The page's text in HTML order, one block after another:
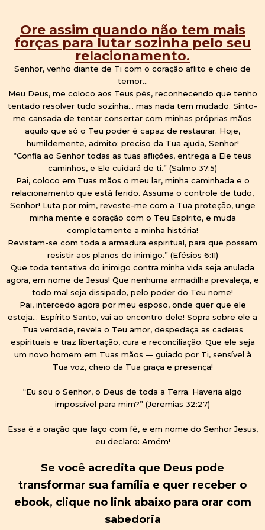
Ore assim quando não tem mais
forças para lutar sozinha pelo seu
relacionamento.
Senhor, venho diante de Ti com o coração aflito e cheio de
temor…
Meu Deus, me coloco aos Teus pés, reconhecendo que tenho
tentado resolver tudo sozinha… mas nada tem mudado. Sinto-
me cansada de tentar consertar com minhas próprias mãos
aquilo que só o Teu poder é capaz de restaurar. Hoje,
humildemente, admito: preciso da Tua ajuda, Senhor!
“Confia ao Senhor todas as tuas aflições, entrega a Ele teus
caminhos, e Ele cuidará de ti.” (Salmo 37:5)
Pai, coloco em Tuas mãos o meu lar, minha caminhada e o
relacionamento que está ferido. Assuma o controle de tudo,
Senhor! Luta por mim, reveste-me com a Tua proteção, unge
minha mente e coração com o Teu Espírito, e muda
completamente a minha história!
Revistam-se com toda a armadura espiritual, para que possam
resistir aos planos do inimigo.” (Efésios 6:11)
Que toda tentativa do inimigo contra minha vida seja anulada
agora, em nome de Jesus! Que nenhuma armadilha prevaleça, e
todo mal seja dissipado, pelo poder do Teu nome!
Pai, intercedo agora por meu esposo, onde quer que ele
esteja… Espírito Santo, vai ao encontro dele! Sopra sobre ele a
Tua verdade, revela o Teu amor, despedaça as cadeias
espirituais e traz libertação, cura e reconciliação. Que ele seja
um novo homem em Tuas mãos — guiado por Ti, sensível à
Tua voz, cheio da Tua graça e presença!
“Eu sou o Senhor, o Deus de toda a Terra. Haveria algo
impossível para mim?” (Jeremias 32:27)
Essa é a oração que faço com fé, e em nome do Senhor Jesus,
eu declaro: Amém!
Se você acredita que Deus pode
transformar sua família e quer receber o
ebook, clique no link abaixo para orar com
sabedoria